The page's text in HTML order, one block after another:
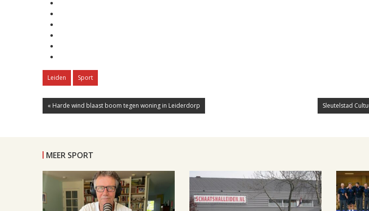
Leiden Sport
« Harde wind blaast boom tegen woning in Leiderdorp Sleutelstad
MEER SPORT